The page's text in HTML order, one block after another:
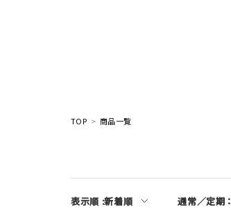
TOP 商品一覧
表示順 :新着順 通常／定期：